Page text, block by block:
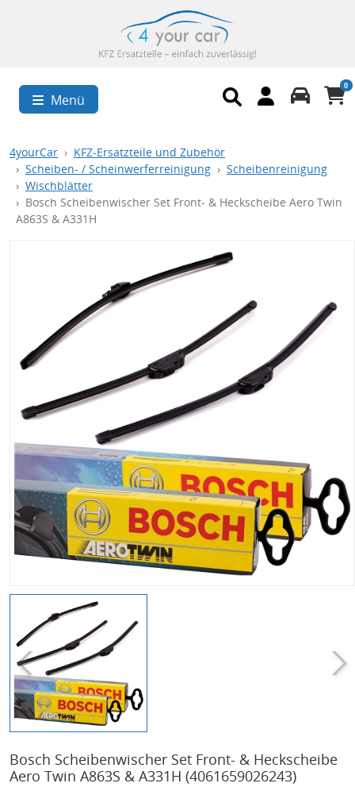
Menü
0
4yourCar
KFZ-Ersatzteile und Zubehör
Scheiben- / Scheinwerferreinigung
Scheibenreinigung
Wischblätter
Bosch Scheibenwischer Set Front- & Heckscheibe Aero Twin
A863S & A331H
Bosch Scheibenwischer Set Front- & Heckscheibe
Aero Twin A863S & A331H (4061659026243)